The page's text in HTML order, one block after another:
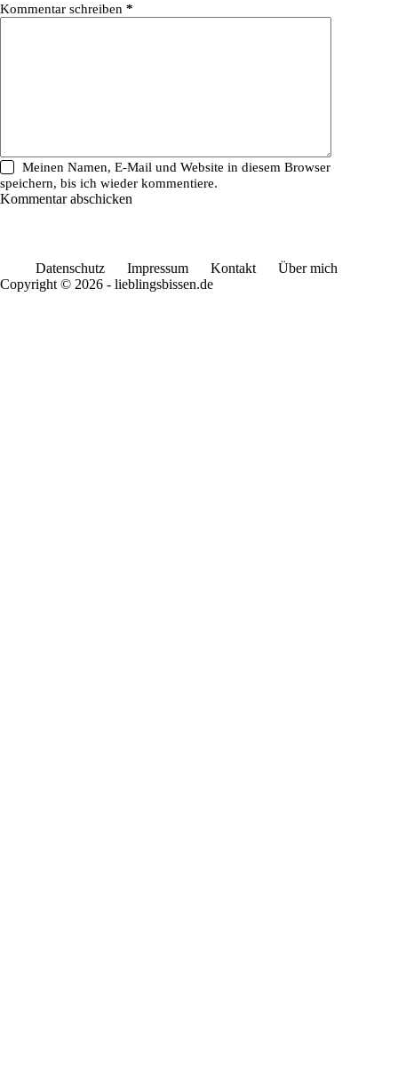
Kommentar schreiben *
Meinen Namen, E-Mail und Website in diesem Browser
speichern, bis ich wieder kommentiere.
Kommentar abschicken
Datenschutz Impressum Kontakt
Über mich
Copyright © 2026 - lieblingsbissen.de